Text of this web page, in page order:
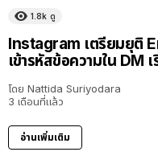
1.8k ดู
Instagram เตรียมยุติ
เข้ารหัสข้อความใน DM
โดย Nattida Suriyodara
3 เดือนที่แล้ว
อ่านเพิ่มเติม